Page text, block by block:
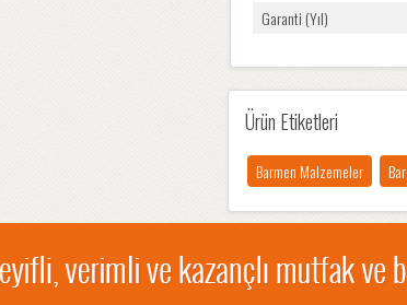
Garanti (Yıl)
Ürün Etiketleri
Barmen Malzemeler